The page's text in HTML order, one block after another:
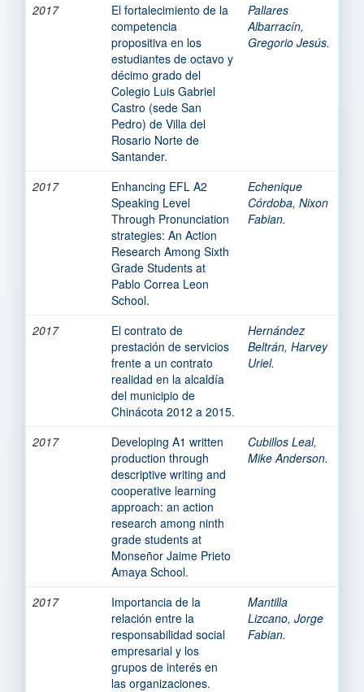
2017
El fortalecimiento de la
competencia
propositiva en los
estudiantes de octavo y
décimo grado del
Colegio Luis Gabriel
Castro (sede San
Pedro) de Villa del
Rosario Norte de
Santander.
Pallares
Albarracín,
Gregorio Jesús.
2017
Enhancing EFL A2
Speaking Level
Through Pronunciation
strategies: An Action
Research Among Sixth
Grade Students at
Pablo Correa Leon
School.
Echenique
Córdoba, Nixon
Fabian.
2017
El contrato de
prestación de servicios
frente a un contrato
realidad en la alcaldía
del municipio de
Chinácota 2012 a 2015.
Hernández
Beltrán, Harvey
Uriel.
2017
Developing A1 written
production through
descriptive writing and
cooperative learning
approach: an action
research among ninth
grade students at
Monseñor Jaime Prieto
Amaya School.
Cubillos Leal,
Mike Anderson.
2017
Importancia de la
relación entre la
responsabilidad social
empresarial y los
grupos de interés en
las organizaciones.
Mantilla
Lizcano, Jorge
Fabian.